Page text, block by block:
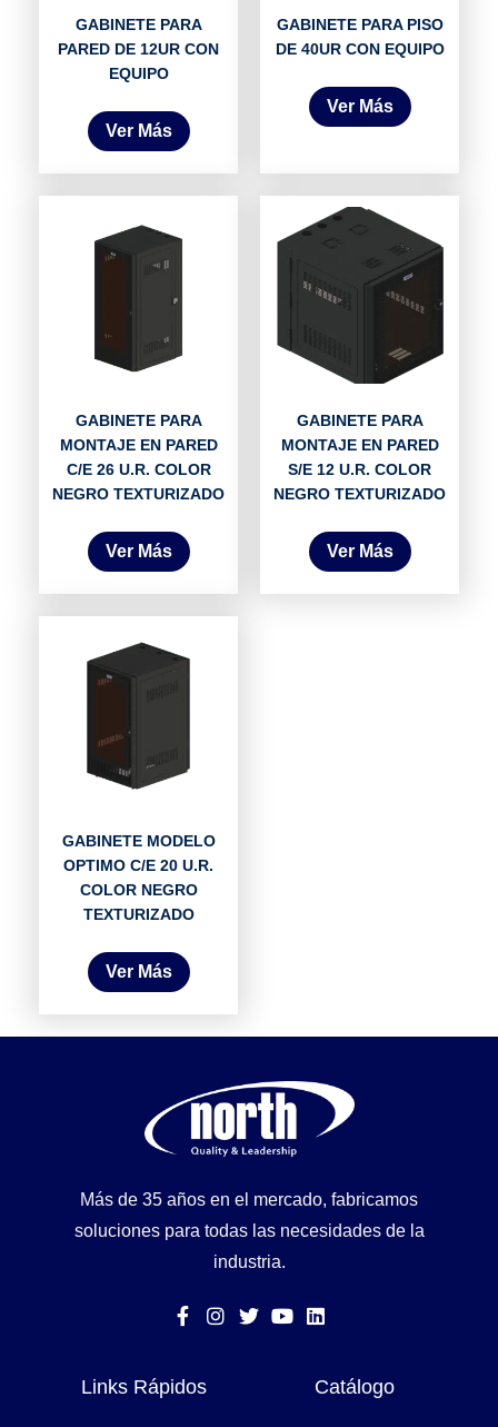
GABINETE PARA
PARED DE 12UR CON
EQUIPO
Ver Más
GABINETE PARA PISO
DE 40UR CON EQUIPO
Ver Más
GABINETE PARA
MONTAJE EN PARED
C/E 26 U.R. COLOR
NEGRO TEXTURIZADO
Ver Más
GABINETE PARA
MONTAJE EN PARED
S/E 12 U.R. COLOR
NEGRO TEXTURIZADO
Ver Más
GABINETE MODELO
OPTIMO C/E 20 U.R.
COLOR NEGRO
TEXTURIZADO
Ver Más
Más de 35 años en el mercado, fabricamos
soluciones para todas las necesidades de la
industria.
Links Rápidos Catálogo